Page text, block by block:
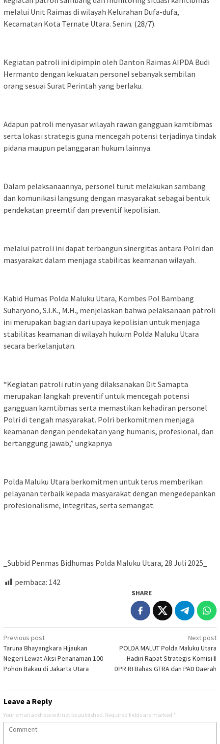
melalui Unit Raimas di wilayah Kelurahan Dufa-dufa,
Kecamatan Kota Ternate Utara. Senin. (28/7).
Kegiatan patroli ini dipimpin oleh Danton Raimas AIPDA Budi
Hermanto dengan kekuatan personel sebanyak sembilan
orang sesuai Surat Perintah yang berlaku.
Adapun patroli menyasar wilayah rawan gangguan kamtibmas
serta lokasi strategis guna mencegah potensi terjadinya tindak
pidana maupun pelanggaran hukum lainnya.
Dalam pelaksanaannya, personel turut melakukan sambang
dan komunikasi langsung dengan masyarakat sebagai bentuk
pendekatan preemtif dan preventif kepolisian.
melalui patroli ini dapat terbangun sinergitas antara Polri dan
masyarakat dalam menjaga stabilitas keamanan wilayah.
Kabid Humas Polda Maluku Utara, Kombes Pol Bambang
Suharyono, S.I.K., M.H., menjelaskan bahwa pelaksanaan patroli
ini merupakan bagian dari upaya kepolisian untuk menjaga
stabilitas keamanan di wilayah hukum Polda Maluku Utara
secara berkelanjutan.
“Kegiatan patroli rutin yang dilaksanakan Dit Samapta
merupakan langkah preventif untuk mencegah potensi
gangguan kamtibmas serta memastikan kehadiran personel
Polri di tengah masyarakat. Polri berkomitmen menjaga
keamanan dengan pendekatan yang humanis, profesional, dan
bertanggung jawab,” ungkapnya
Polda Maluku Utara berkomitmen untuk terus memberikan
pelayanan terbaik kepada masyarakat dengan mengedepankan
profesionalisme, integritas, serta semangat.
_Subbid Penmas Bidhumas Polda Maluku Utara, 28 Juli 2025_
pembaca: 142
SHARE
Post
navigation
Previous post
Taruna Bhayangkara Hijaukan
Negeri Lewat Aksi Penanaman 100
Pohon Bakau di Jakarta Utara
Next post
POLDA MALUT Polda Maluku Utara
Hadiri Rapat Strategis Komisi II
DPR RI Bahas GTRA dan PAD Daerah
Leave a Reply
Your email address will not be published. Required fields are marked *